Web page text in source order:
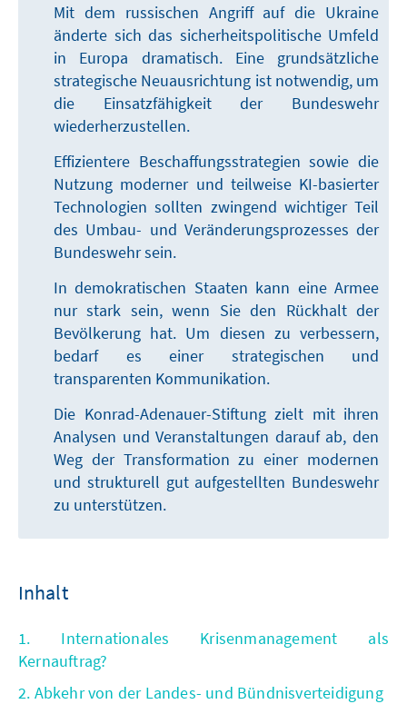
Mit dem russischen Angriff auf die Ukraine
änderte sich das sicherheitspolitische Umfeld
in Europa dramatisch. Eine grundsätzliche
strategische Neuausrichtung ist notwendig, um
die Einsatzfähigkeit der Bundeswehr
wiederherzustellen.
Effizientere Beschaffungsstrategien sowie die
Nutzung moderner und teilweise KI-basierter
Technologien sollten zwingend wichtiger Teil
des Umbau- und Veränderungsprozesses der
Bundeswehr sein.
In demokratischen Staaten kann eine Armee
nur stark sein, wenn Sie den Rückhalt der
Bevölkerung hat. Um diesen zu verbessern,
bedarf es einer strategischen und
transparenten Kommunikation.
Die Konrad-Adenauer-Stiftung zielt mit ihren
Analysen und Veranstaltungen darauf ab, den
Weg der Transformation zu einer modernen
und strukturell gut aufgestellten Bundeswehr
zu unterstützen.
Inhalt
1. Internationales Krisenmanagement als
Kernauftrag?
2. Abkehr von der Landes- und Bündnisverteidigung